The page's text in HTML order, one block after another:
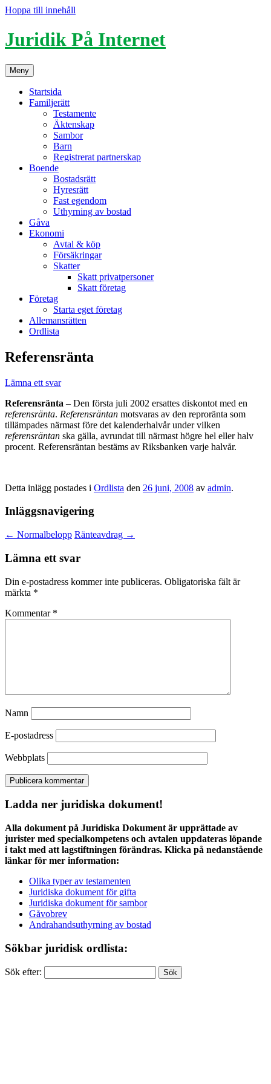
Hoppa till innehåll
Juridik På Internet
Meny
Startsida
Familjerätt
Testamente
Äktenskap
Sambor
Barn
Registrerat partnerskap
Boende
Bostadsrätt
Hyresrätt
Fast egendom
Uthyrning av bostad
Gåva
Ekonomi
Avtal & köp
Försäkringar
Skatter
Skatt privatpersoner
Skatt företag
Företag
Starta eget företag
Allemansrätten
Ordlista
Referensränta
Lämna ett svar
Referensränta – Den första juli 2002 ersattes diskontot med en
referensränta. Referensräntan motsvaras av den reproränta som
tillämpades närmast före det kalenderhalvår under vilken
referensräntan ska gälla, avrundat till närmast högre hel eller halv
procent. Referensräntan bestäms av Riksbanken varje halvår.
Detta inlägg postades i Ordlista den 26 juni, 2008 av admin.
Inläggsnavigering
← Normalbelopp Ränteavdrag →
Lämna ett svar
Din e-postadress kommer inte publiceras. Obligatoriska fält är
märkta *
Kommentar *
Namn
E-postadress
Webbplats
Ladda ner juridiska dokument!
Alla dokument på Juridiska Dokument är upprättade av
jurister med specialkompetens och avtalen uppdateras löpande
i takt med att lagstiftningen förändras. Klicka på nedanstående
länkar för mer information:
Olika typer av testamenten
Juridiska dokument för gifta
Juridiska dokument för sambor
Gåvobrev
Andrahandsuthyrning av bostad
Sökbar juridisk ordlista:
Sök efter: